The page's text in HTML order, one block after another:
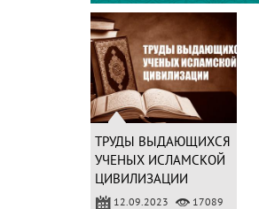
ТРУДЫ ВЫДАЮЩИХСЯ
УЧЕНЫХ ИСЛАМСКОЙ
ЦИВИЛИЗАЦИИ
12.09.2023 17089